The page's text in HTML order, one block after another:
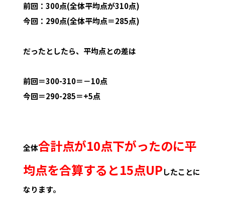
前回：300点(全体平均点が310点)
今回：290点(全体平均点＝285点)
だったとしたら、平均点との差は
前回＝300-310＝－10点
今回＝290-285＝+5点
全体合計点が10点下がったのに平
均点を合算すると15点UPしたことに
なります。